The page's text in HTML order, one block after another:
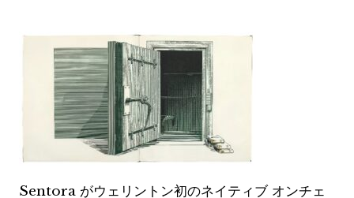
Sentora がウェリントン初のネイティブ オンチェ